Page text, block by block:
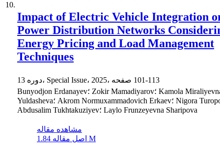
10.
Impact of Electric Vehicle Integration
Power Distribution Networks
Energy Pricing and Load Management
Techniques
101-113
Bunyodjon Erdanayev؛ Zokir Mamadiyarov؛ Kamola Miraliyevna
Yuldasheva؛ Akrom Normuxammadovich Erkaev؛ Nigora Turopova؛
Abdusalim Tukhtakuziyev؛ Laylo Frunzeyevna Sharipova
مشاهده مقاله
اصل مقاله 1.84 M